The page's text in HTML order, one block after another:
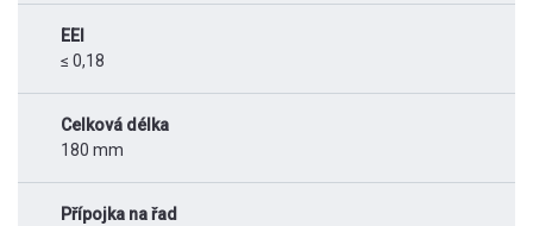
EEI
≤ 0,18
Celková délka
180 mm
Přípojka na řad